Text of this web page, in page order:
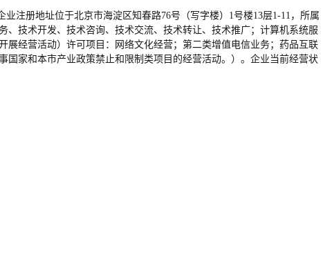
注册地址位于北京市海淀区知春路76号（写字楼）1号楼13层1-11，所属
技术开发、技术咨询、技术交流、技术转让、技术推广；计算机系统服
经营活动）许可项目：网络文化经营；第二类增值电信业务；药品互联
家和本市产业政策禁止和限制类项目的经营活动。）。企业当前经营状